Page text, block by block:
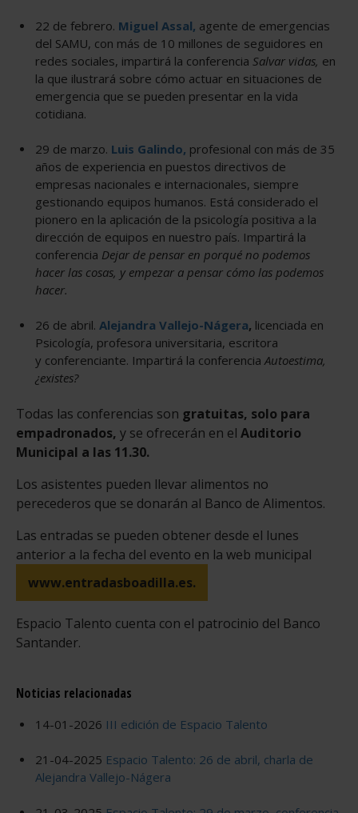
22 de febrero. Miguel Assal, agente de emergencias
del SAMU, con más de 10 millones de seguidores en
redes sociales, impartirá la conferencia Salvar vidas, en
la que ilustrará sobre cómo actuar en situaciones de
emergencia que se pueden presentar en la vida
cotidiana.
29 de marzo. Luis Galindo, profesional con más de 35
años de experiencia en puestos directivos de
empresas nacionales e internacionales, siempre
gestionando equipos humanos. Está considerado el
pionero en la aplicación de la psicología positiva a la
dirección de equipos en nuestro país. Impartirá la
conferencia Dejar de pensar en porqué no podemos
hacer las cosas, y empezar a pensar cómo las podemos
hacer.
26 de abril. Alejandra Vallejo-Nágera, licenciada en
Psicología, profesora universitaria, escritora
y conferenciante. Impartirá la conferenciaAutoestima,
¿existes?
Todas las conferencias son gratuitas, solo para
empadronados, y se ofrecerán en el Auditorio
Municipal a las 11.30.
Los asistentes pueden llevar alimentos no
perecederos que se donarán al Banco de Alimentos.
Las entradas se pueden obtener desde el lunes
anterior a la fecha del evento en la web municipal
www.entradasboadilla.es.
Espacio Talento cuenta con el patrocinio del Banco
Santander.
Noticias relacionadas
14-01-2026 III edición de Espacio Talento
21-04-2025 Espacio Talento: 26 de abril, charla de
Alejandra Vallejo-Nágera